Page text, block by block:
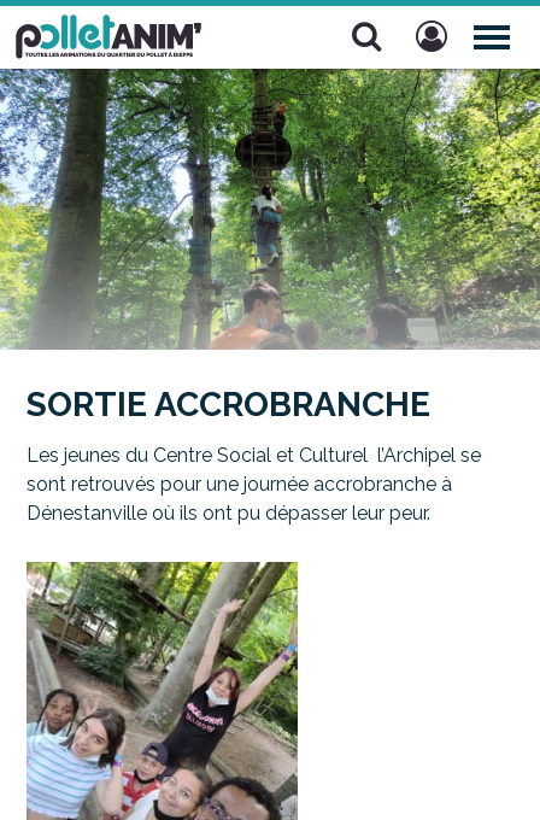
Pollet Anim'
SORTIE ACCROBRANCHE
Les jeunes du Centre Social et Culturel l’Archipel se
sont retrouvés pour une journée accrobranche à
Dénestanville où ils ont pu dépasser leur peur.